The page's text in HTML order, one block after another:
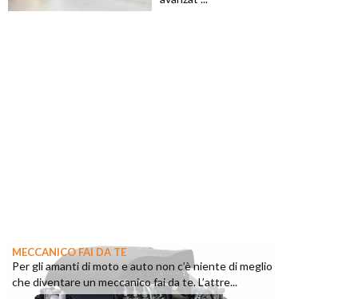
MECCANICO FAI DA TE
Per gli amanti di moto e auto non c’è niente di meglio
che diventare un meccanico fai da te. L’attre...